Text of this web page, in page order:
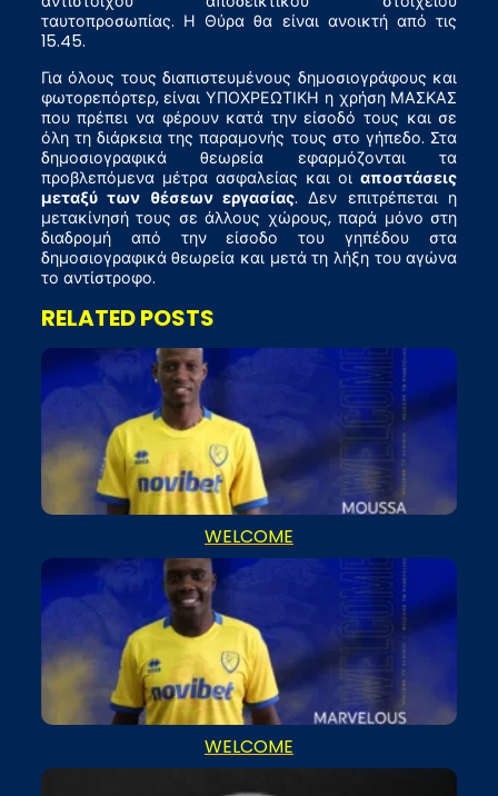
ταυτοπροσωπίας. Η Θύρα θα είναι ανοικτή από τις
15.45.
Για όλους τους διαπιστευμένους δημοσιογράφους και
φωτορεπόρτερ, είναι ΥΠΟΧΡΕΩΤΙΚΗ η χρήση ΜΑΣΚΑΣ
που πρέπει να φέρουν κατά την είσοδό τους και σε
όλη τη διάρκεια της παραμονής τους στο γήπεδο. Στα
δημοσιογραφικά θεωρεία εφαρμόζονται τα
προβλεπόμενα μέτρα ασφαλείας και οιαποστάσεις
μεταξύ των θέσεων εργασίας. Δεν επιτρέπεται η
μετακίνησή τους σε άλλους χώρους, παρά μόνο στη
διαδρομή από την είσοδο του γηπέδου στα
δημοσιογραφικά θεωρεία και μετά τη λήξη του αγώνα
το αντίστροφο.
RELATED POSTS
WELCOME
WELCOME